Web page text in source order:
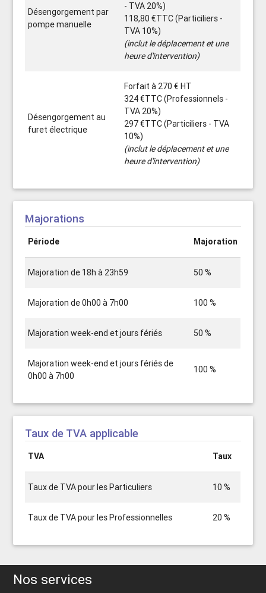
Désengorgement par
pompe manuelle
- TVA 20%)
118,80 €TTC (Particiliers -
TVA 10%)
(inclut le déplacement et une
heure d'intervention)
Désengorgement au
furet électrique
Forfait à 270 € HT
324 €TTC (Professionnels -
TVA 20%)
297 €TTC (Particiliers - TVA
10%)
(inclut le déplacement et une
heure d'intervention)
Majorations
Période Majoration
Majoration de 18h à 23h59 50 %
Majoration de 0h00 à 7h00 100 %
Majoration week-end et jours fériés 50 %
Majoration week-end et jours fériés de
0h00 à 7h00
100 %
Taux de TVA applicable
TVA Taux
Taux de TVA pour les Particuliers 10 %
Taux de TVA pour les Professionnelles 20 %
Nos services